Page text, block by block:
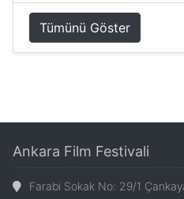
Tümünü Göster
Ankara Film Festivali
Farabi Sokak No: 29/1